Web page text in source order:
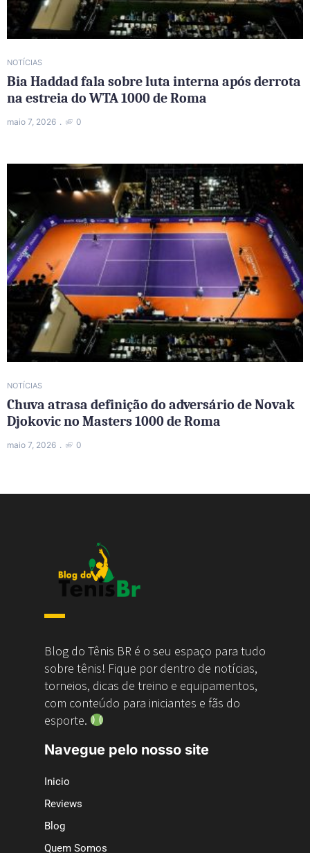
NOTÍCIAS
Bia Haddad fala sobre luta interna após derrota
na estreia do WTA 1000 de Roma
maio 7, 2026 0
NOTÍCIAS
Chuva atrasa definição do adversário de Novak
Djokovic no Masters 1000 de Roma
maio 7, 2026 0
Blog do Tênis BR é o seu espaço para tudo
sobre tênis! Fique por dentro de notícias,
torneios, dicas de treino e equipamentos,
com conteúdo para iniciantes e fãs do
esporte.
Navegue pelo nosso site
Inicio
Reviews
Blog
Quem Somos